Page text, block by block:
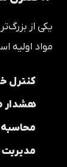
یکی از
مواد اولیه
کنترل
هشدار
مدیریت